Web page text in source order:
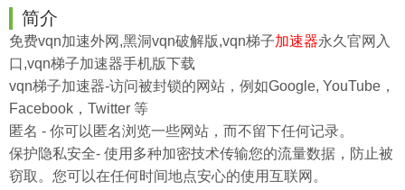
简介
免费vqn加速外网,黑洞vqn破解版,vqn梯子加速器永久官网入
口,vqn梯子加速器手机版下载
vqn梯子加速器-访问被封锁的网站，例如Google, YouTube，
Facebook，Twitter 等
匿名 - 你可以匿名浏览一些网站，而不留下任何记录。
保护隐私安全- 使用多种加密技术传输您的流量数据，防止被
窃取。您可以在任何时间地点安心的使用互联网。